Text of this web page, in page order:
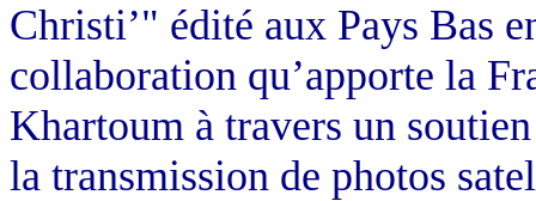
Christi’" édité aux Pays Bas
collaboration qu’apporte la
Khartoum à travers un
la transmission de photos